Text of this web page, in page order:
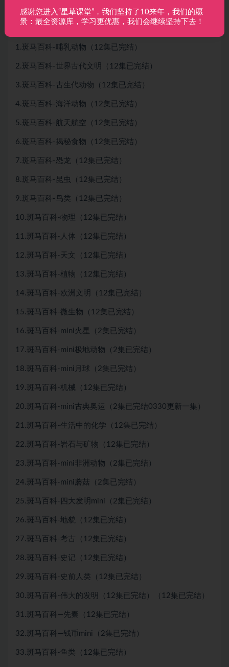
1.斑马百科-哺乳动物（12集已完结）
2.斑马百科-世界古代文明（12集已完结）
3.斑马百科-古生代动物（12集已完结）
4.斑马百科-海洋动物（12集已完结）
5.斑马百科-航天航空（12集已完结）
6.斑马百科-揭秘食物（12集已完结）
7.斑马百科-恐龙（12集已完结）
8.斑马百科-昆虫（12集已完结）
9.斑马百科-鸟类（12集已完结）
10.斑马百科-物理（12集已完结）
11.斑马百科-人体（12集已完结）
12.斑马百科-天文（12集已完结）
13.斑马百科-植物（12集已完结）
14.斑马百科-欧洲文明（12集已完结）
15.斑马百科-微生物（12集已完结）
16.斑马百科-mini火星（2集已完结）
17.斑马百科-mini极地动物（2集已完结）
18.斑马百科-mini月球（2集已完结）
19.斑马百科-机械（12集已完结）
20.斑马百科-mini古典奥运（2集已完结0330更新一集）
21.斑马百科-生活中的化学（12集已完结）
22.斑马百科-岩石与矿物（12集已完结）
23.斑马百科-mini非洲动物（2集已完结）
24.斑马百科-mini蘑菇（2集已完结）
25.斑马百科-四大发明mini（2集已完结）
26.斑马百科-地貌（12集已完结）
27.斑马百科-考古（12集已完结）
28.斑马百科-史记（12集已完结）
29.斑马百科-史前人类（12集已完结）
30.斑马百科-伟大的发明（12集已完结）（12集已完结）
31.斑马百科—先秦（12集已完结）
32.斑马百科—钱币mini（2集已完结）
33.斑马百科-鱼类（12集已完结）
感谢您进入“星草课堂”，我们坚持了10来年，我们的愿
景：最全资源库，学习更优惠，我们会继续坚持下去！